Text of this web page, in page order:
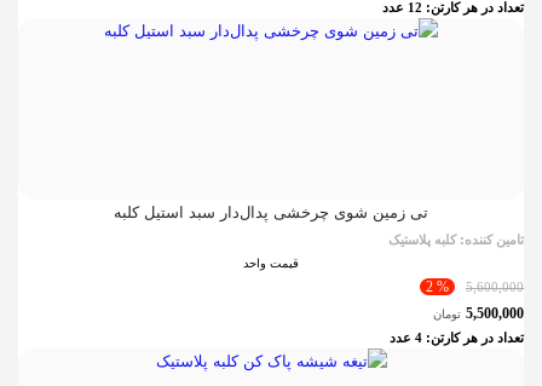
تعداد در هر کارتن: 12 عدد
تی زمین شوی چرخشی پدال‌دار سبد استیل کلبه
تامین کننده:کلبه پلاستیک
قیمت واحد
5,600,000
% 2
5,500,000 تومان
تعداد در هر کارتن: 4 عدد